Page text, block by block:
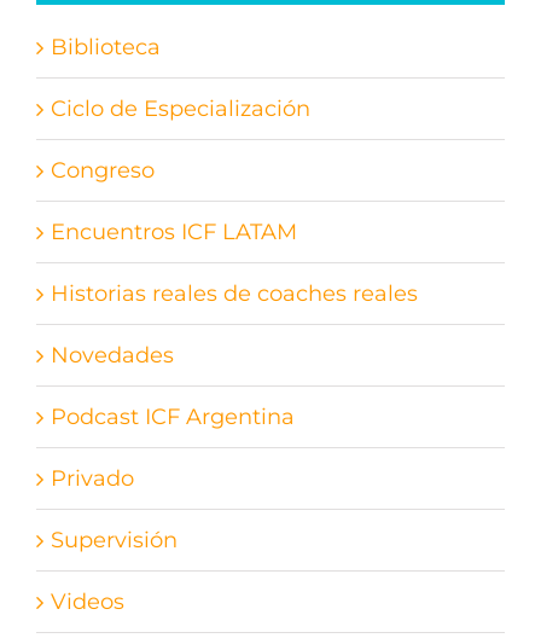
Biblioteca
Ciclo de Especialización
Congreso
Encuentros ICF LATAM
Historias reales de coaches reales
Novedades
Podcast ICF Argentina
Privado
Supervisión
Videos